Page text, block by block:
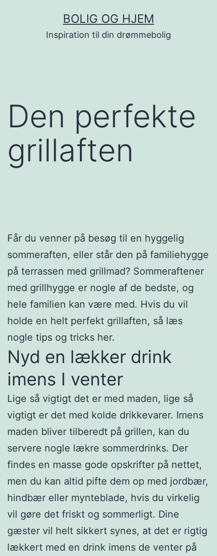
BOLIG OG HJEM
Inspiration til din drømmebolig
Den perfekte
grillaften
Får du venner på besøg til en hyggelig
sommeraften, eller står den på familiehygge
på terrassen med grillmad? Sommeraftener
med grillhygge er nogle af de bedste, og
hele familien kan være med. Hvis du vil
holde en helt perfekt grillaften, så læs
nogle tips og tricks her.
Nyd en lækker drink
imens I venter
Lige så vigtigt det er med maden, lige så
vigtigt er det med kolde drikkevarer. Imens
maden bliver tilberedt på grillen, kan du
servere nogle lækre sommerdrinks. Der
findes en masse gode opskrifter på nettet,
men du kan altid pifte dem op med jordbær,
hindbær eller mynteblade, hvis du virkelig
vil gøre det friskt og sommerligt. Dine
gæster vil helt sikkert synes, at det er rigtig
lækkert med en drink imens de venter på